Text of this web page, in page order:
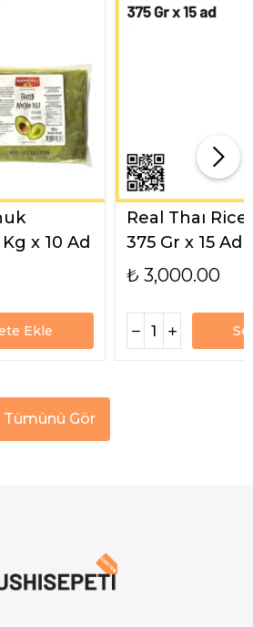
x 10 Ad
Ekle
Real Thaı
375 Gr x 15 Ad
₺ 3,000.00
Tümünü Gör